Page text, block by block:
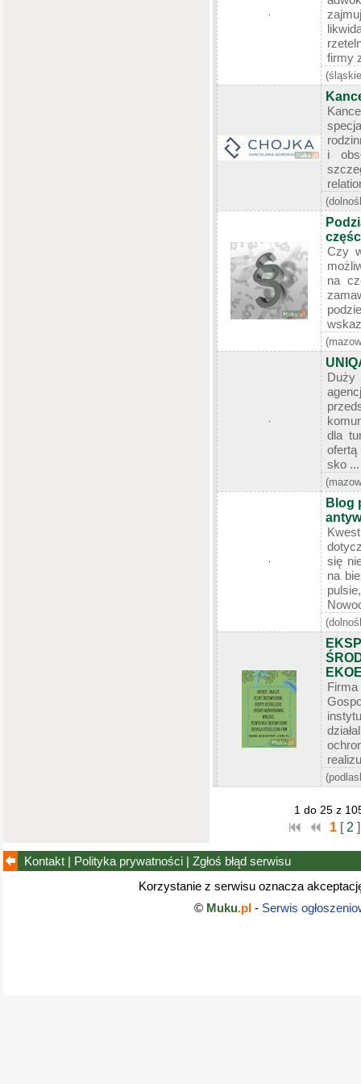
firmy
i
Czy
na
dla
ofertą
sko ...
Blog
się
na
1 do 25 z
1[ 2 ]
Kontakt | Polityka prywatności | Zgłoś błąd serwisu
Korzystanie z serwisu oznacza
© Muku.pl- Serwis